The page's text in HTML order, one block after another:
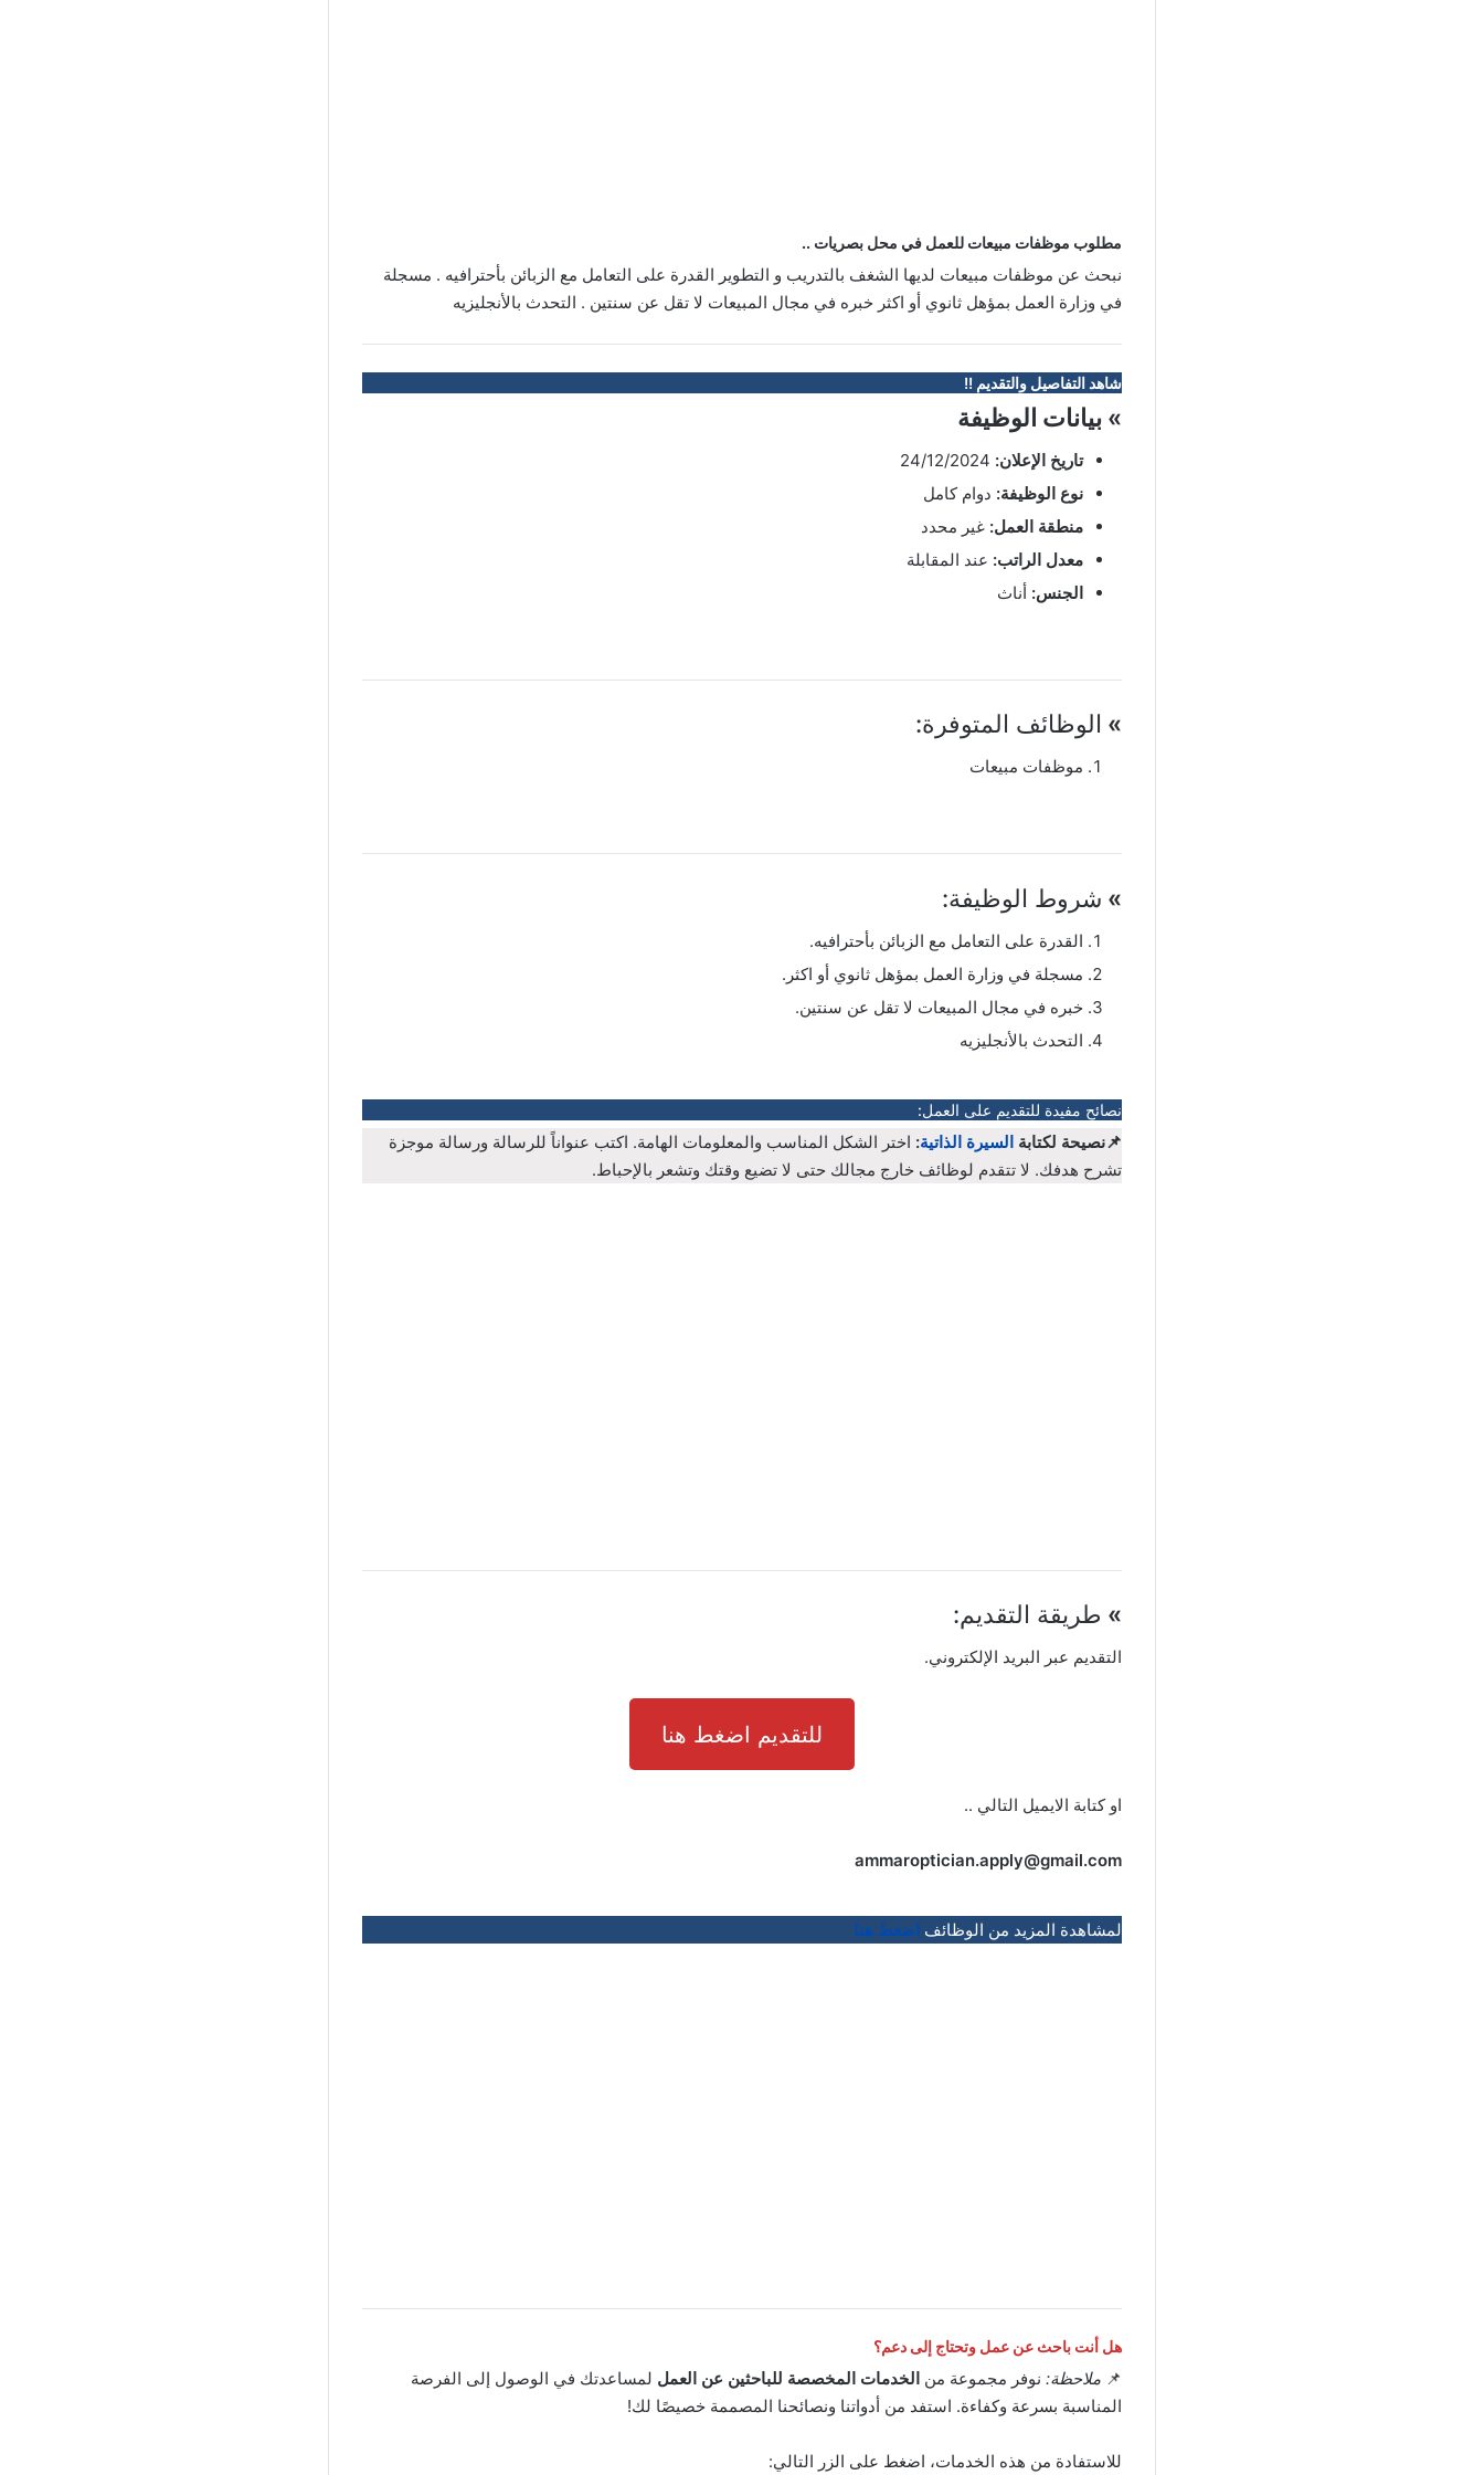
مطلوب موظفات مبيعات للعمل في محل بصريات ..
نبحث عن موظفات مبيعات لديها الشغف بالتدريب و التطوير القدرة على التعامل مع الزبائن بأحترافيه . مسجلة
في وزارة العمل بمؤهل ثانوي أو اكثر خبره في مجال المبيعات لا تقل عن سنتين . التحدث بالأنجليزيه
شاهد التفاصيل والتقديم !!
» بيانات الوظيفة
تاريخ الإعلان:
نوع الوظيفة: دوام كامل
منطقة العمل: غير محدد
معدل الراتب: عند المقابلة
الجنس: أناث
» الوظائف المتوفرة:
موظفات مبيعات
» شروط الوظيفة:
القدرة على التعامل مع الزبائن بأحترافيه.
مسجلة في وزارة العمل بمؤهل ثانوي أو اكثر.
خبره في مجال المبيعات لا تقل عن سنتين.
التحدث بالأنجليزيه
نصائح مفيدة للتقديم على العمل:
📌نصيحة لكتابة السيرة الذاتية: اختر الشكل المناسب والمعلومات الهامة. اكتب عنواناً للرسالة ورسالة موجزة
تشرح هدفك. لا تتقدم لوظائف خارج مجالك حتى لا تضيع وقتك وتشعر بالإحباط.
» طريقة التقديم:
التقديم عبر البريد الإلكتروني.
للتقديم اضغط هنا
او كتابة الايميل التالي ..
ammaroptician.apply@gmail.com
لمشاهدة المزيد من الوظائف اضغط هنا
هل أنت باحث عن عمل وتحتاج إلى دعم؟
📌 ملاحظة: نوفر مجموعة من الخدمات المخصصة للباحثين عن العمل لمساعدتك في الوصول إلى الفرصة
المناسبة بسرعة وكفاءة. استفد من أدواتنا ونصائحنا المصممة خصيصًا لك!
للاستفادة من هذه الخدمات، اضغط على الزر التالي: